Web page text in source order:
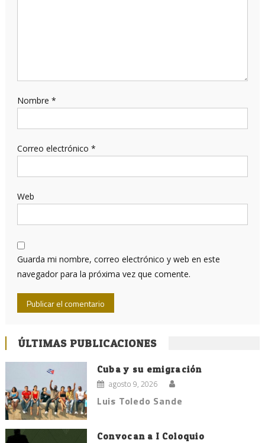
Nombre *
Correo electrónico *
Web
Guarda mi nombre, correo electrónico y web en este
navegador para la próxima vez que comente.
ÚLTIMAS PUBLICACIONES
Cuba y su emigración
agosto 9, 2026
Luis Toledo Sande
Convocan a I Coloquio